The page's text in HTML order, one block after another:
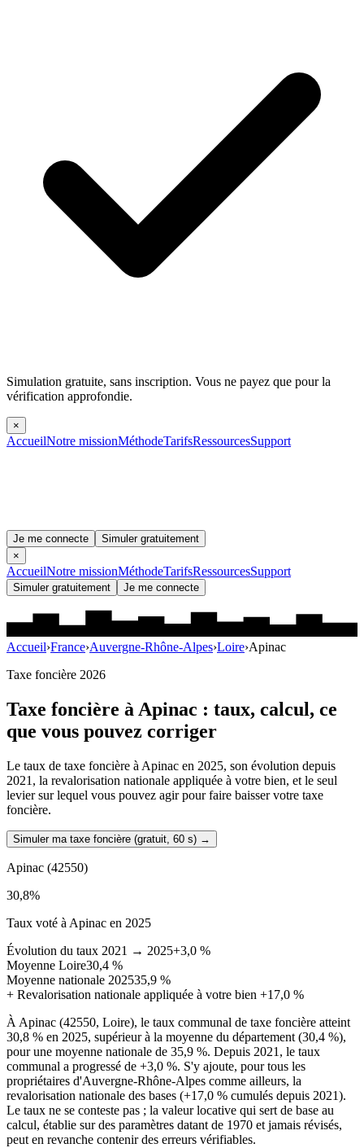
Simulation gratuite, sans inscription. Vous ne payez que pour la
vérification approfondie.
×
AccueilNotre missionMéthodeTarifsRessourcesSupport
Je me connecte
Simuler gratuitement
×
AccueilNotre missionMéthodeTarifsRessourcesSupport
Simuler gratuitement Je me connecte
Accueil›France›Auvergne-Rhône-Alpes›Loire›Apinac
Taxe foncière 2026
Taxe foncière àApinac : taux, calcul, ce
que vous pouvez corriger
Le taux de taxe foncière à Apinac en 2025, son évolution depuis
2021, la revalorisation nationale appliquée à votre bien, et le seul
levier sur lequel vous pouvez agir pour faire baisser votre taxe
foncière.
Simuler ma taxe foncière (gratuit, 60 s) →
Apinac (42550)
30,8%
Taux voté à Apinac en 2025
Évolution du taux 2021 → 2025+3,0 %
Moyenne Loire30,4 %
Moyenne nationale 202535,9 %
+ Revalorisation nationale appliquée à votre bien +17,0 %
À Apinac (42550, Loire), le taux communal de taxe foncière atteint
30,8 % en 2025, supérieur à la moyenne du département (30,4 %),
pour une moyenne nationale de 35,9 %. Depuis 2021, le taux
communal a progressé de +3,0 %. S'y ajoute, pour tous les
propriétaires d'Auvergne-Rhône-Alpes comme ailleurs, la
revalorisation nationale des bases (+17,0 % cumulés depuis 2021).
Le taux ne se conteste pas ; la valeur locative qui sert de base au
calcul, établie sur des paramètres datant de 1970 et jamais révisés,
peut en revanche contenir des erreurs vérifiables.